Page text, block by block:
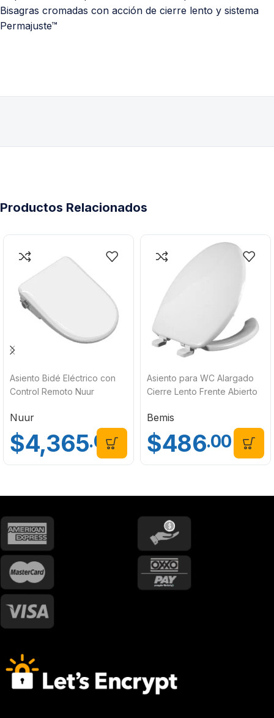
Bisagras cromadas con acción de cierre lento y sistema
Permajuste™
Productos Relacionados
Asiento Bidé Eléctrico con
Control Remoto Nuur
Nuur
$4,365.00
Asiento para WC Alargado
Cierre Lento Frente Abierto
Bemis
$486.00